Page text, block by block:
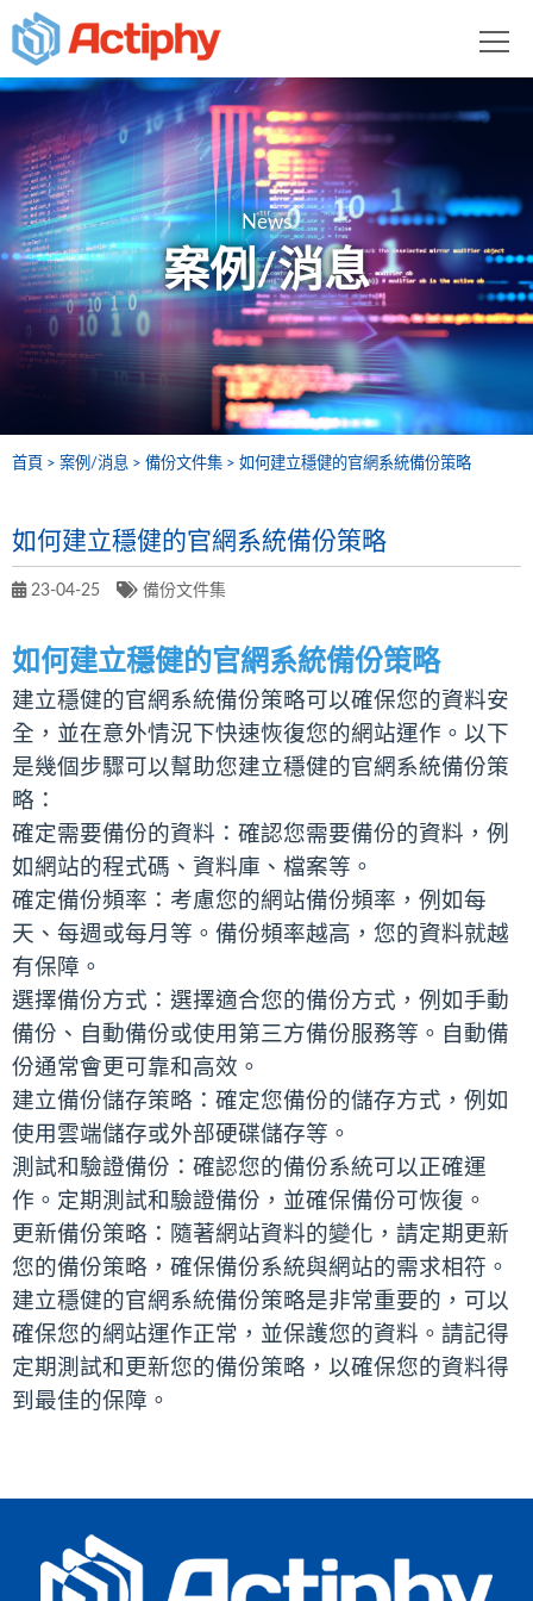
News
案例/消息
首頁 案例/消息 備份文件集 如何建立穩健的官網系統備份策略
如何建立穩健的官網系統備份策略
23-04-25 備份文件集
如何建立穩健的官網系統備份策略
建立穩健的官網系統備份策略可以確保您的資料安
全，並在意外情況下快速恢復您的網站運作。以下
是幾個步驟可以幫助您建立穩健的官網系統備份策
略：
確定需要備份的資料：確認您需要備份的資料，例
如網站的程式碼、資料庫、檔案等。
確定備份頻率：考慮您的網站備份頻率，例如每
天、每週或每月等。備份頻率越高，您的資料就越
有保障。
選擇備份方式：選擇適合您的備份方式，例如手動
備份、自動備份或使用第三方備份服務等。自動備
份通常會更可靠和高效。
建立備份儲存策略：確定您備份的儲存方式，例如
使用雲端儲存或外部硬碟儲存等。
測試和驗證備份：確認您的備份系統可以正確運
作。定期測試和驗證備份，並確保備份可恢復。
更新備份策略：隨著網站資料的變化，請定期更新
您的備份策略，確保備份系統與網站的需求相符。
建立穩健的官網系統備份策略是非常重要的，可以
確保您的網站運作正常，並保護您的資料。請記得
定期測試和更新您的備份策略，以確保您的資料得
到最佳的保障。